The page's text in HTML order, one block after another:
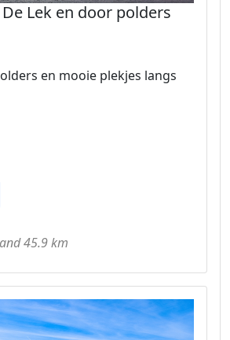
Lek en door polders
en mooie plekjes langs
45.9 km